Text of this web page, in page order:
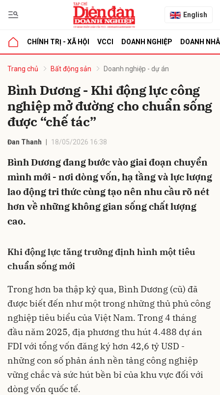
English
CHÍNH TRỊ - XÃ HỘI VCCI DOANH NGHIỆP DOANH
Trang chủ Bất động sản Doanh nghiệp - dự án
Bình Dương - Khi động lực công
nghiệp mở đường cho chuẩn sống
được “chế tác”
Đan Thanh 18/05/2026 16:38
Bình Dương đang bước vào giai đoạn chuyển
mình mới - nơi dòng vốn, hạ tầng và lực lượng
lao động tri thức cùng tạo nên nhu cầu rõ nét
hơn về những không gian sống chất lượng
cao.
Khi động lực tăng trưởng định hình một tiêu
chuẩn sống mới
Trong hơn ba thập kỷ qua, Bình Dương (cũ) đã
được biết đến như một trong những thủ phủ công
nghiệp tiêu biểu của Việt Nam. Trong 4 tháng
đầu năm 2025, địa phương thu hút 4.488 dự án
FDI với tổng vốn đăng ký hơn 42,6 tỷ USD -
những con số phản ánh nền tảng công nghiệp
vững chắc và sức hút bền bỉ của khu vực đối với
dòng vốn quốc tế.
luận
Hủy